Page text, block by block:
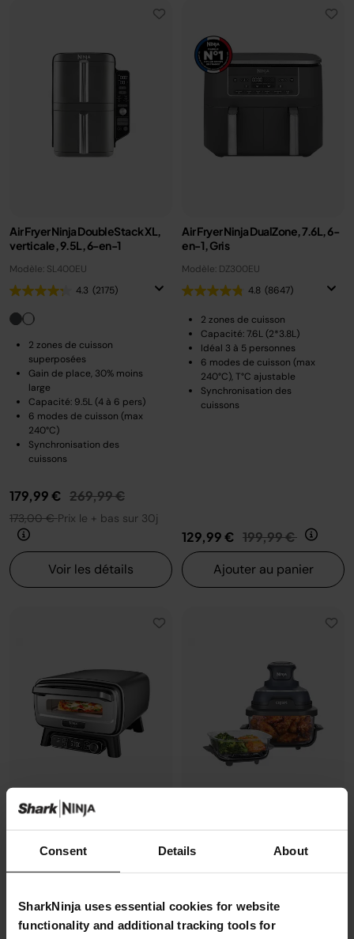
Consent Details About
SharkNinja uses essential cookies for website
functionality and additional tracking tools for
Air Fryer Ninja DoubleStack XL,
verticale, 9.5L, 6-en-1
Modèle: SL400EU
4.3 (2175)
2 zones de cuisson
superposées
Gain de place, 30% moins
large
Capacité: 9.5L (4 à 6 pers)
6 modes de cuisson (max
240°C)
Synchronisation des
cuissons
179,99 € Prix réduit de
269,99 €au
173,00 €Prix le + bas sur 30j
Voir les détails
Air Fryer Ninja DualZone, 7.6L, 6-
en-1, Gris
Modèle: DZ300EU
4.8 (8647)
2 zones de cuisson
Capacité: 7.6L (2*3.8L)
Idéal 3 à 5 personnes
6 modes de cuisson (max
240°C), T°C ajustable
Synchronisation des
cuissons
129,99 € Prix réduit de
199,99 € au
Ajouter au panier
d’extérieur, avec fonction Air
Fryer Ninja Artisan
4.7 (228)
CRISPi
4.3
(1070)